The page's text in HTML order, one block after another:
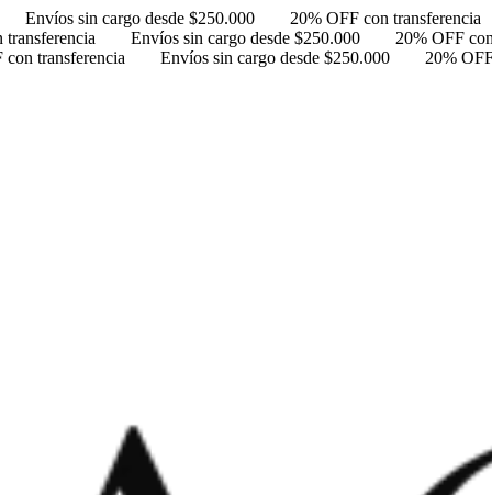
Envíos sin cargo desde $250.000
20% OFF con transferencia
Envíos sin cargo desde $250.000
20% OFF
con transferencia
Envíos sin cargo desde $250.000 20%